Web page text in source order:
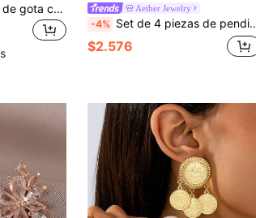
1 par de pendientes de gota con circonita cúbica verde de moda, joyería para bodas, compromisos, aniversarios, fiestas y regalos del Día de San Valentín para mujeres Aether Jewelry
-4% Set de 4 piezas de pendientes de clip con cadena y circonita cúbica delicada para mujer, para uso diario y joyería de fiesta (cantidad adecuada para una oreja)
$2.576